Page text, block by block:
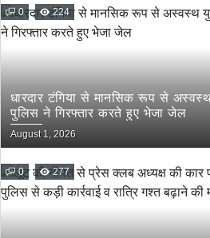
0 224
धारदार टंगिया से मानसिक रूप से
पुलिस ने गिरफ्तार करते हुए भेजा जेल
August 1, 2026
0 277